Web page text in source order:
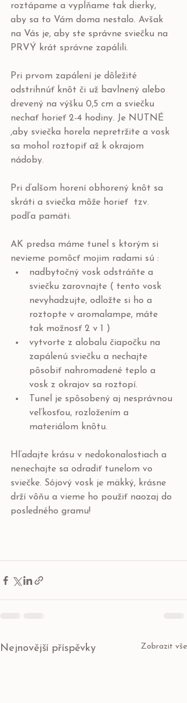
roztápame a vypĺňame tak dierky,
aby sa to Vám doma nestalo. Avšak
na Vás je, aby ste správne sviečku na
PRVÝ krát správne zapálili.
Pri prvom zapálení je dôležité
odstrihnúť knôt či už bavlnený alebo
drevený na výšku 0,5 cm a sviečku
nechať horieť 2-4 hodiny. Je NUTNÉ
,aby sviečka horela nepretržite a vosk
sa mohol roztopiť až k okrajom
nádoby.
Pri ďalšom horení obhorený knôt sa
skráti a sviečka môže horieť  tzv.
podľa pamäti.
AK predsa máme tunel s ktorým si
nevieme pomôcť mojim radami sú :
nadbytočný vosk odstráňte a
sviečku zarovnajte ( tento vosk
nevyhadzujte, odložte si ho a
roztopte v aromalampe, máte
tak možnosť 2 v 1 )
vytvorte z alobalu čiapočku na
zapálenú sviečku a nechajte
pôsobiť nahromadené teplo a
vosk z okrajov sa roztopí.
Tunel je spôsobený aj nesprávnou
veľkosťou, rozložením a
materiálom knôtu.
Hľadajte krásu v nedokonalostiach a
nenechajte sa odradiť tunelom vo
sviečke. Sójový vosk je mäkký, krásne
drží vôňu a vieme ho použiť naozaj do
posledného gramu!
Nejnovější příspěvky Zobrazit vše